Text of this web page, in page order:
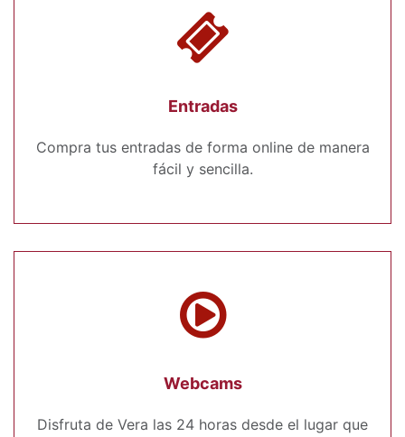
Entradas
Compra tus entradas de forma online de manera
fácil y sencilla.
Webcams
Disfruta de Vera las 24 horas desde el lugar que